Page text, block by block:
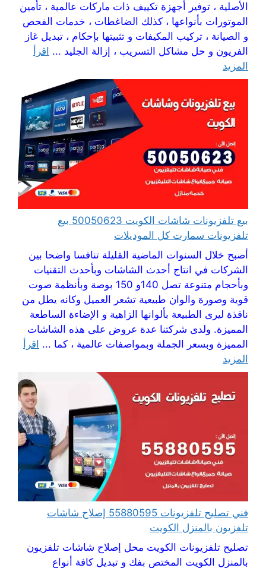
الأصلية ، توفير أجهزة تكييف ذات ماركات عالمية ، تأمين
الموتورات بأنواعها ، كذلك الضاغطات ، خدمات الفحص
و الصيانة ، تركيب المكيفات و تثبيتها بإحكام ، تبديل غاز
الفريون و حل مشاكل التسريب ، إزالة الجليد ... اقرأ
المزيد
بيع تلفزيونات شاشات الكويت 50050623 بيع
تلفزيونات سمارت كل الموديلات
أصبح خلال السنوات الماضية القليلة تنافسا واضحا بين
الشركات في انتاج أحدث الشاشات وبأحدث التقنيات
وبأحجام متنوعة تصل 140و 150 بوصة وبأنظمة صوت
قوية وصورة والوان طبيعية تشعر العميل وكانه يطل من
نافذة ليرى الطبيعة بألوانها الزاهية و الإضاءة الساطعة
المميزة. ولدى شركتنا عدة عروض على هذه الشاشات
المميزة وبسعر الجملة وبمواصفات عالمية ، كما ... اقرأ
المزيد
فني تصليح تلفزيونات 55880595 إصلاح شاشات
تلفزيون بالمنزل الكويت
تصليح تلفزيونات الكويت محل إصلاح شاشات تلفزيون
بالمنزل الكويت المختص بفك و تبديل كافة أنواع